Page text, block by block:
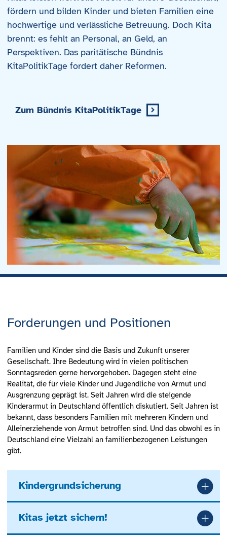
fördern und bilden Kinder und bieten Familien eine
hochwertige und verlässliche Betreuung. Doch Kita
brennt: es fehlt an Personal, an Geld, an
Perspektiven. Das paritätische Bündnis
KitaPolitikTage fordert daher Reformen.
Zum Bündnis KitaPolitikTage
Forderungen und Positionen
Familien und Kinder sind die Basis und Zukunft unserer
Gesellschaft. Ihre Bedeutung wird in vielen politischen
Sonntagsreden gerne hervorgehoben. Dagegen steht eine
Realität, die für viele Kinder und Jugendliche von Armut und
Ausgrenzung geprägt ist. Seit Jahren wird die steigende
Kinderarmut in Deutschland öffentlich diskutiert. Seit Jahren ist
bekannt, dass besonders Familien mit mehreren Kindern und
Alleinerziehende von Armut betroffen sind. Und das obwohl es in
Deutschland eine Vielzahl an familienbezogenen Leistungen
gibt.
Kindergrundsicherung
Kitas jetzt sichern!